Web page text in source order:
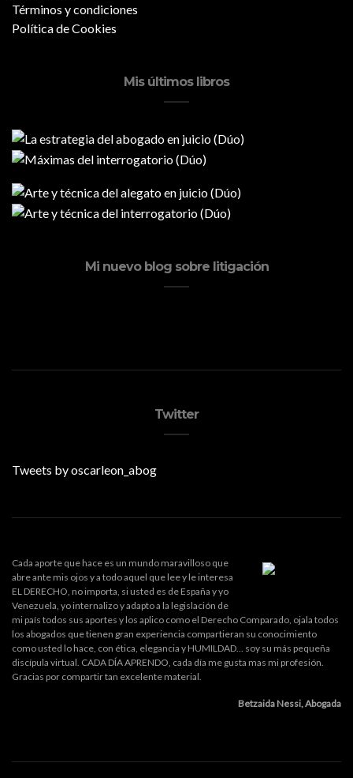
Términos y condiciones
Política de Cookies
Mis últimos libros
Mi nuevo blog sobre litigación
Twitter
Tweets by oscarleon_abog
Cada aporte que hace es un mundo maravilloso que
abre ante mis ojos y a todo aquel que lee y le interesa
EL DERECHO, no importa, si usted es de España y yo
Venezuela, yo internalizo y adapto a la legislación de
mi país todos sus aportes y los aplico como el Derecho Comparado, ojala todos
los abogados que tienen gran experiencia compartieran su conocimiento
como usted lo hace, con ética, elegancia y HUMILDAD... soy su más pequeña
discípula virtual. CADA DÍA APRENDO, cada día me gusta mas mi profesión.
Gracias por compartir tan excelente material.
Betzaida Nessi, Abogada